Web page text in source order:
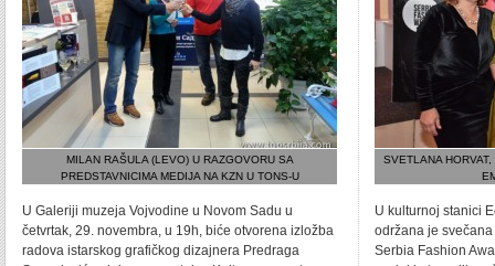
MILAN RAŠULA (LEVO) U RAZGOVORU SA
PREDSTAVNICIMA MEDIJA NA KZN U TONS-U
U Galeriji muzeja Vojvodine u Novom Sadu u
četvrtak, 29. novembra, u 19h, biće otvorena izložba
radova istarskog grafičkog dizajnera Predraga
SVETLANA
U kulturnoj stanici
održana je
Serbia Fashion